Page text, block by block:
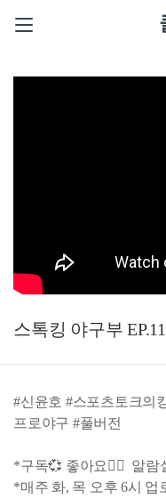
스톡킹 야구부
#신윤호 #스포츠토크의
프로야구 #풀버전
*구독💞 좋아요👍🏻 알
*매주 화, 목 오후 6시 업